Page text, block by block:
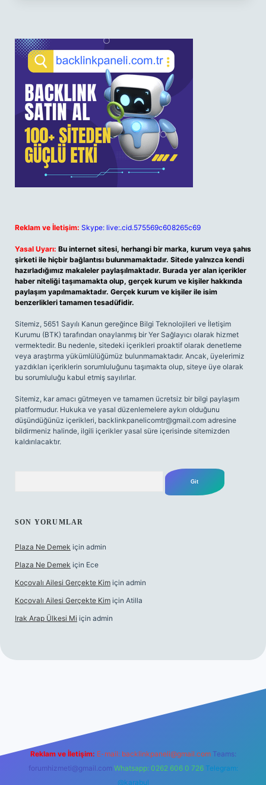
Reklam ve İletişim: Skype: live:.cid.575569c608265c69
Yasal Uyarı: Bu internet sitesi, herhangi bir marka, kurum veya şahıs
şirketi ile hiçbir bağlantısı bulunmamaktadır. Sitede yalnızca kendi
hazırladığımız makaleler paylaşılmaktadır. Burada yer alan içerikler
haber niteliği taşımamakta olup, gerçek kurum ve kişiler hakkında
paylaşım yapılmamaktadır. Gerçek kurum ve kişiler ile isim
benzerlikleri tamamen tesadüfidir.
Sitemiz, 5651 Sayılı Kanun gereğince Bilgi Teknolojileri ve İletişim
Kurumu (BTK) tarafından onaylanmış bir Yer Sağlayıcı olarak hizmet
vermektedir. Bu nedenle, sitedeki içerikleri proaktif olarak denetleme
veya araştırma yükümlülüğümüz bulunmamaktadır. Ancak, üyelerimiz
yazdıkları içeriklerin sorumluluğunu taşımakta olup, siteye üye olarak
bu sorumluluğu kabul etmiş sayılırlar.
Sitemiz, kar amacı gütmeyen ve tamamen ücretsiz bir bilgi paylaşım
platformudur. Hukuka ve yasal düzenlemelere aykırı olduğunu
düşündüğünüz içerikleri, backlinkpanelicomtr@gmail.com adresine
bildirmeniz halinde, ilgili içerikler yasal süre içerisinde sitemizden
kaldırılacaktır.
SON YORUMLAR
Plaza Ne Demek için admin
Plaza Ne Demek için Ece
Koçovalı Ailesi Gerçekte Kim için admin
Koçovalı Ailesi Gerçekte Kim için Atilla
Irak Arap Ülkesi Mi için admin
Reklam ve İletişim: E-mail: backlinkpaneli@gmail.com Teams:
forumhizmeti@gmail.com Whatsapp: 0262 606 0 726 Telegram:
@karabul